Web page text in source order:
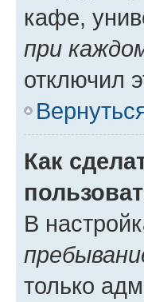
кафе,
при
отключил
Как
В
только